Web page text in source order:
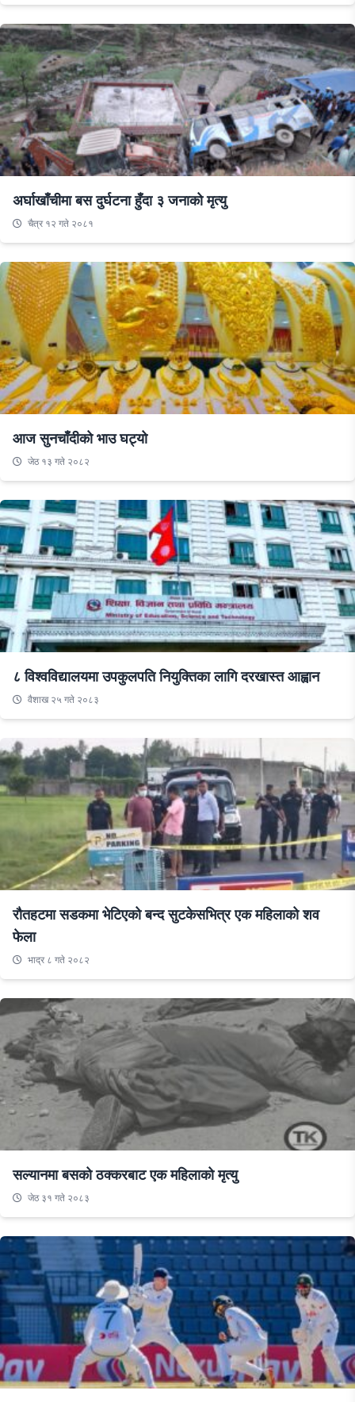
अर्घाखाँचीमा बस दुर्घटना हुँदा ३ जनाको मृत्यु
चैत्र १२ गते २०८१
आज सुनचाँदीको भाउ घट्यो
जेठ १३ गते २०८२
८ विश्वविद्यालयमा उपकुलपति नियुक्तिका लागि दरखास्त आह्वान
वैशाख २५ गते २०८३
रौतहटमा सडकमा भेटिएको बन्द सुटकेसभित्र एक महिलाको शव
फेला
भाद्र ८ गते २०८२
सल्यानमा बसको ठक्करबाट एक महिलाको मृत्यु
जेठ ३१ गते २०८३